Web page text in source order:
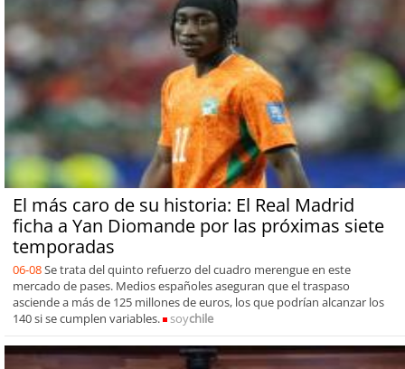
El más caro de su historia: El Real Madrid
ficha a Yan Diomande por las próximas siete
temporadas
06-08Se trata del quinto refuerzo del cuadro merengue en este
mercado de pases. Medios españoles aseguran que el traspaso
asciende a más de 125 millones de euros, los que podrían alcanzar los
140 si se cumplen variables.
soychile